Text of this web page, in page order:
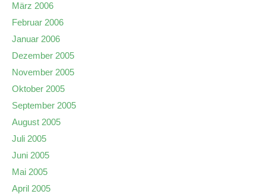
März 2006
Februar 2006
Januar 2006
Dezember 2005
November 2005
Oktober 2005
September 2005
August 2005
Juli 2005
Juni 2005
Mai 2005
April 2005